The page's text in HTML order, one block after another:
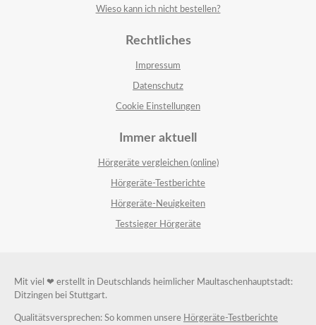
Wieso kann ich nicht bestellen?
Rechtliches
Impressum
Datenschutz
Cookie Einstellungen
Immer aktuell
Hörgeräte vergleichen (online)
Hörgeräte-Testberichte
Hörgeräte-Neuigkeiten
Testsieger Hörgeräte
Mit viel ❤ erstellt in Deutschlands heimlicher Maultaschenhauptstadt:
Ditzingen bei Stuttgart.
Qualitätsversprechen: So kommen unsere Hörgeräte-Testberichte